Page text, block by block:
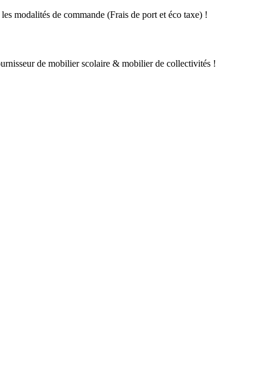
modalités de commande (Frais de port et éco taxe) !
de mobilier scolaire & mobilier de collectivités !